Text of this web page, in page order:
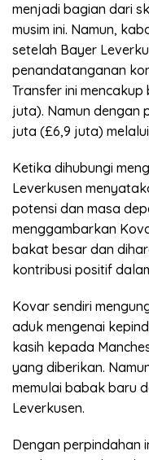
menjadi bagian dari
musim ini. Namun,
setelah Bayer
penandatanganan
Transfer ini
juta). Namun dengan
juta (£6,9 juta)
Ketika dihubungi
Leverkusen
potensi dan masa
menggambarkan
bakat besar dan
kontribusi positif
Kovar sendiri
aduk mengenai
kasih kepada
yang diberikan.
memulai babak baru
Leverkusen.
Dengan perpindahan